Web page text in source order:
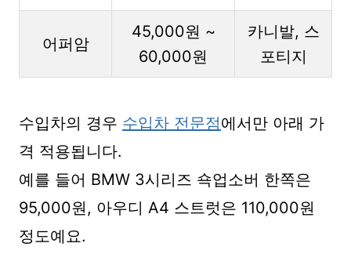
어퍼암
45,000원 ~
60,000원
카니발, 스
포티지
수입차의 경우 수입차 전문점에서만 아래 가
격 적용됩니다.
예를 들어 BMW 3시리즈 쇽업소버 한쪽은
95,000원, 아우디 A4 스트럿은 110,000원
정도예요.